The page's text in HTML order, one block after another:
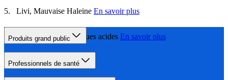
Livi, Mauvaise Haleine En savoir plus
Doctissimo, Les attaques acides En savoir plus
Produits grand public
Professionnels de santé